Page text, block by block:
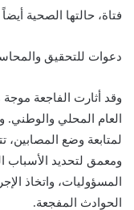
فتاة، حالتها الصحية
دعوات للتحقيق
وقد أثارت الفاجعة
العام المحلي والوطني.
لمتابعة وضع
ومعمق لتحديد الأسباب
المسؤوليات، واتخاذ
الحوادث المفجعة.